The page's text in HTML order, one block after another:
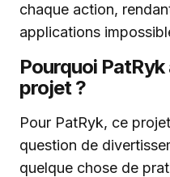
chaque action,
applications
Pourquoi
projet ?
Pour PatRyk, ce
question de
quelque chose de